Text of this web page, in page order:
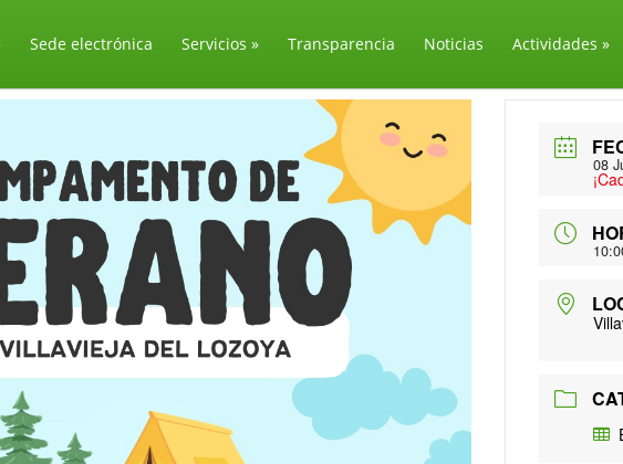
Sede electrónica Servicios » Transparencia Noticias Actividades »
08